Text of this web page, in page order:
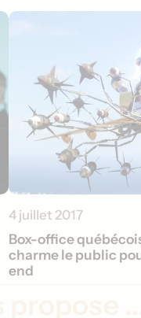
4 juillet 2017
Box-office
charme le public
end